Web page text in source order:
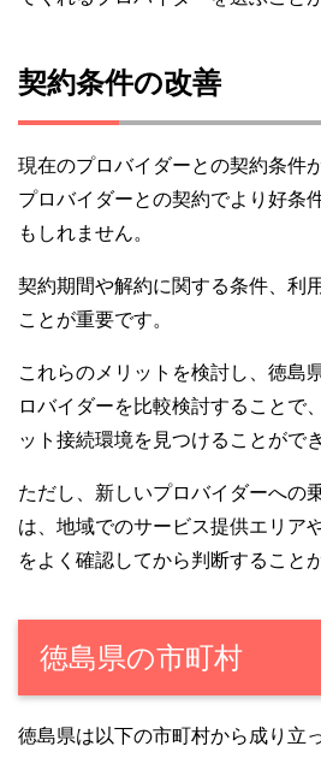
契約条件の改善
現在のプロバイダーとの契約条件
プロバイダーとの契約でより好条
もしれません。
契約期間や解約に関する条件、利
ことが重要です。
これらのメリットを検討し、徳島
ロバイダーを比較検討することで
ット接続環境を見つけることがで
ただし、新しいプロバイダーへの
は、地域でのサービス提供エリア
をよく確認してから判断すること
徳島県の市町村
徳島県は以下の市町村から成り立